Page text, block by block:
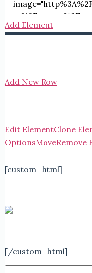
Add Element
Add New Row
Edit ElementClone
OptionsMoveRemove
[custom_html]
[/custom_html]